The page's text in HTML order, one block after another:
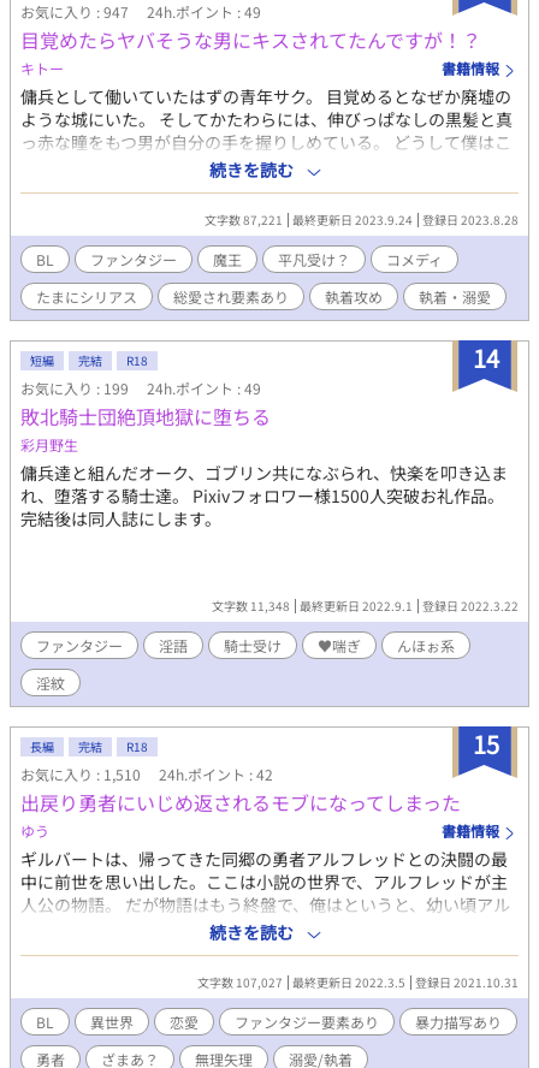
お気に入り : 947 24h.ポイント : 49
目覚めたらヤバそうな男にキスされてたんですが！？
キトー 書籍情報
傭兵として働いていたはずの青年サク。 目覚めるとなぜか廃墟の
ような城にいた。 そしてかたわらには、伸びっぱなしの黒髪と真
っ赤な瞳をもつ男が自分の手を握りしめている。 どうして僕はこ
んな所に居るんだろう。 それに、どうして僕は、この男にキスを
されているんだろうか…… コメディ、ほのぼの、時々シリアスの
ファンタジーBLです。 【執着が激しい魔王と呼ばれる男×気が弱
い巻き込まれた一般人？】 反応いただけるととても喜びます！ 匿
名希望の方はＸ(元Twitter)のWaveboxやマシュマロからどうぞ
(⁠^⁠^⁠)
続きを読む
文字数 87,221 最終更新日 2023.9.24 登録日 2023.8.28
BL ファンタジー 魔王 平凡受け？
コメディ
たまにシリアス
総愛され要素あり 執着攻め 執着・溺愛
14
短編 完結 R18
お気に入り : 199 24h.ポイント : 49
敗北騎士団絶頂地獄に堕ちる
彩月野生
傭兵達と組んだオーク、ゴブリン共になぶられ、快楽を叩き込ま
れ、堕落する騎士達。 Pixivフォロワー様1500人突破お礼作品。
完結後は同人誌にします。
文字数 11,348 最終更新日 2022.9.1 登録日 2022.3.22
ファンタジー 淫語 騎士受け ♥喘ぎ
んほぉ系
淫紋
15
長編 完結 R18
お気に入り : 1,510 24h.ポイント : 42
出戻り勇者にいじめ返されるモブになってしまった
ゆう 書籍情報
ギルバートは、帰ってきた同郷の勇者アルフレッドとの決闘の最
中に前世を思い出した。ここは小説の世界で、アルフレッドが主
人公の物語。 だが物語はもう終盤で、俺はというと、幼い頃アル
フレッドをいじめ、仕返しされるざまぁ要員だった。 (まずい･･･)
この決闘で手も足も出ずに敗北した俺は、傭兵としての信用を失
い、職にもあぶれていく。 どうにか未来を変えようと奮闘するの
だが、何やらアルフレッドの様子がおかしくて･･･ ※設定はふわ
ふわです ※R18要素がある回は⭐︎をつけています ※勇者は性格悪
めです
続きを読む
文字数 107,027 最終更新日 2022.3.5 登録日 2021.10.31
BL 異世界 恋愛 ファンタジー要素あり
暴力描写あり
勇者
ざまあ？ 無理矢理 溺愛/執着